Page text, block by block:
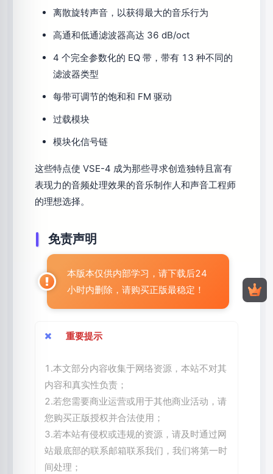
离散旋转声音，以获得最大的音乐行为
高通和低通滤波器高达 36 dB/oct
4 个完全参数化的 EQ 带，带有 13 种不同的
滤波器类型
每带可调节的饱和和 FM 驱动
过载模块
模块化信号链
这些特点使 VSE-4 成为那些寻求创造独特且富有
表现力的音频处理效果的音乐制作人和声音工程师
的理想选择。
免责声明
本版本仅供内部学习，请下载后24
小时内删除，请购买正版最稳定！
重要提示
1.本文部分内容收集于网络资源，本站不对其
内容和真实性负责；
2.若您需要商业运营或用于其他商业活动，请
您购买正版授权并合法使用；
3.若本站有侵权或违规的资源，请及时通过网
站最底部的联系邮箱联系我们，我们将第一时
间处理；